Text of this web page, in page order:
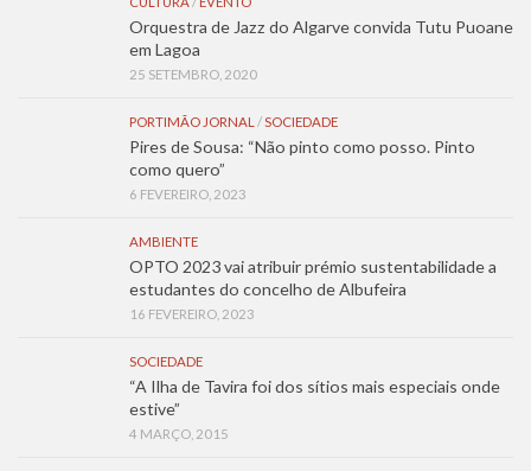
Orquestra de Jazz do Algarve convida Tutu Puoane
em Lagoa
25 SETEMBRO, 2020
PORTIMÃO JORNAL / SOCIEDADE
Pires de Sousa: “Não pinto como posso. Pinto
como quero”
6 FEVEREIRO, 2023
AMBIENTE
OPTO 2023 vai atribuir prémio sustentabilidade a
estudantes do concelho de Albufeira
16 FEVEREIRO, 2023
SOCIEDADE
“A Ilha de Tavira foi dos sítios mais especiais onde
estive”
4 MARÇO, 2015